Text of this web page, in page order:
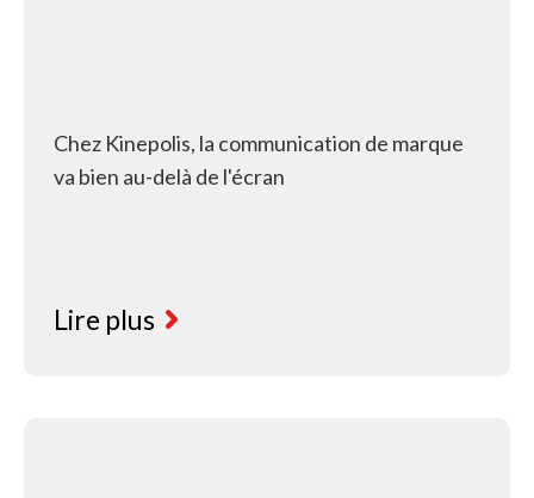
Chez Kinepolis, la communication de marque
va bien au-delà de l'écran
Lire plus